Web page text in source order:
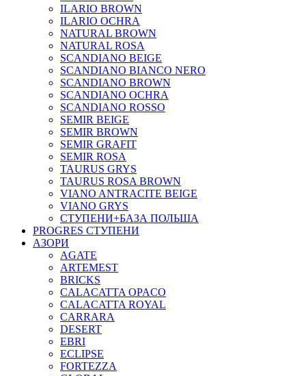
ILARIO BROWN
ILARIO OCHRA
NATURAL BROWN
NATURAL ROSA
SCANDIANO BEIGE
SCANDIANO BIANCO NERO
SCANDIANO BROWN
SCANDIANO OCHRA
SCANDIANO ROSSO
SEMIR BEIGE
SEMIR BROWN
SEMIR GRAFIT
SEMIR ROSA
TAURUS GRYS
TAURUS ROSA BROWN
VIANO ANTRACITE BEIGE
VIANO GRYS
СТУПЕНИ+БАЗА ПОЛЬША
PROGRES СТУПЕНИ
АЗОРИ
AGATE
ARTEMEST
BRICKS
CALACATTA OPACO
CALACATTA ROYAL
CARRARA
DESERT
EBRI
ECLIPSE
FORTEZZA